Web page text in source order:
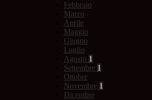
Febbraio
Marzo
Aprile
Maggio
Giugno
Luglio
Agosto 1
Settembre 1
Ottobre
Novembre 1
Dicembre